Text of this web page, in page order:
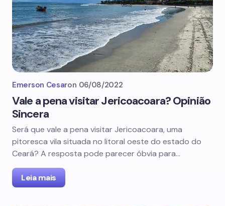
Emerson Cesaron 06/08/2022
Vale a pena visitar Jericoacoara? Opinião
Sincera
Será que vale a pena visitar Jericoacoara, uma
pitoresca vila situada no litoral oeste do estado do
Ceará? A resposta pode parecer óbvia para…
Leia mais